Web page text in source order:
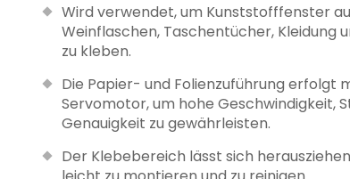
Wird verwendet, um Kunststofffenster
Weinflaschen, Taschentücher, Kleidung
zu kleben.
Die Papier- und Folienzuführung erfolgt
Servomotor, um hohe Geschwindigkeit,
Genauigkeit zu gewährleisten.
Der Klebebereich lässt sich